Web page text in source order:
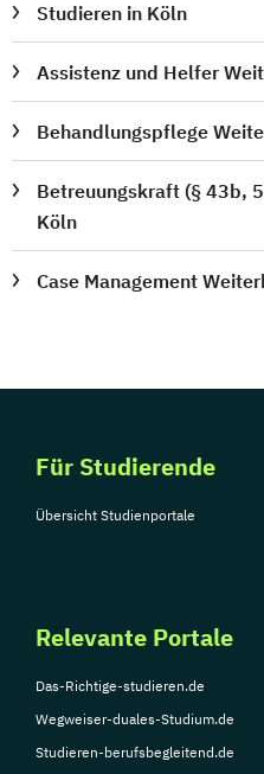
Studieren in Köln
Assistenz und Helfer
Behandlungspflege
Betreuungskraft (§ 43b,
Köln
Case Management
Für Studierende
Übersicht Studienportale
Relevante Portale
Das-Richtige-studieren.de
Wegweiser-duales-Studium.de
Studieren-berufsbegleitend.de